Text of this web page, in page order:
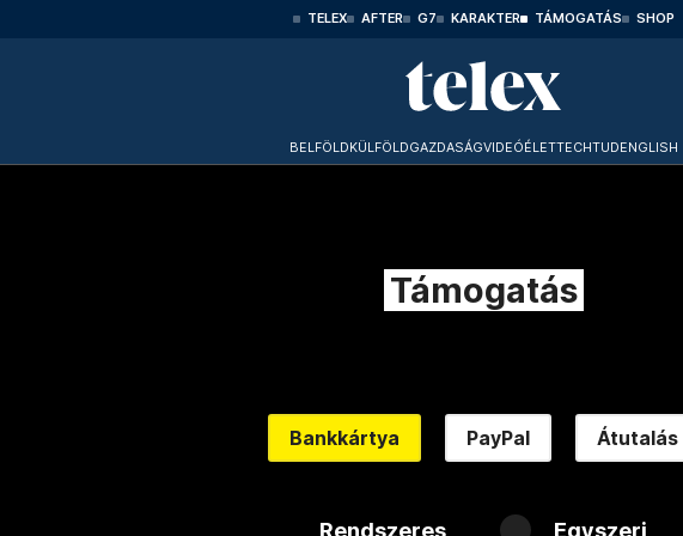
TELEX AFTER G7 KARAKTER TÁMOGATÁS SHOP
BELFÖLDKÜLFÖLDGAZDASÁGVIDEÓÉLETTECHTUDENGLISH
Támogatás
Bankkártya PayPal Átutalás
Rendszeres Egyszeri